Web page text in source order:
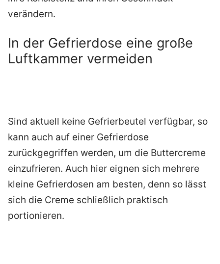
verändern.
In der Gefrierdose eine große
Luftkammer vermeiden
Sind aktuell keine Gefrierbeutel verfügbar, so
kann auch auf einer Gefrierdose
zurückgegriffen werden, um die Buttercreme
einzufrieren. Auch hier eignen sich mehrere
kleine Gefrierdosen am besten, denn so lässt
sich die Creme schließlich praktisch
portionieren.